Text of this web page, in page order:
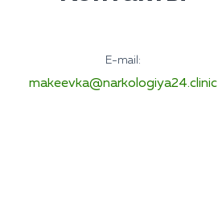
E-mail:
makeevka@narkologiya24.clinic